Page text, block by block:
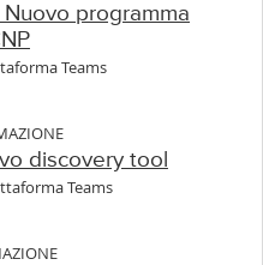
programma
Teams
discovery tool
Teams